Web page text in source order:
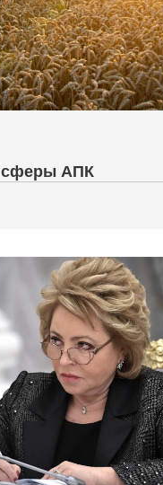
сферы АПК